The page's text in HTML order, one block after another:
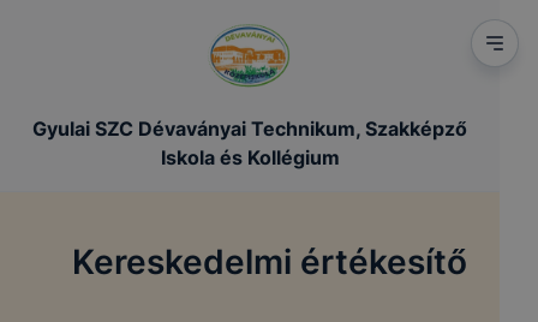
Gyulai SZC Dévaványai Technikum, Szakképző
Iskola és Kollégium
Kereskedelmi értékesítő